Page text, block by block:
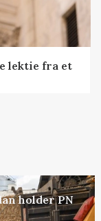
lektie fra et
holder PN